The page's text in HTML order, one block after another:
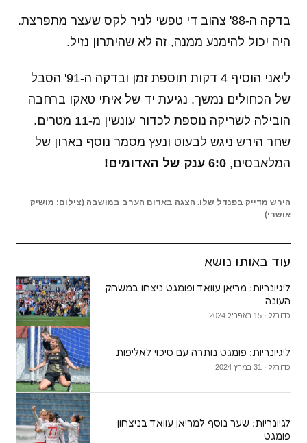
בדקה ה-88' צהוב די טפשי לניר לקס שעצר מתפרצת.
היה יכול להימנע ממנה, זה לא שהיתרון נזיל.
ליאני הוסיף 4 דקות תוספת זמן ובדקה ה-91' הסבל
של הכחולים נמשך. נגיעת יד של איתי טאקו ברחבה
הובילה לשריקה נוספת לכדור עונשין מ-11 מטרים.
שחר הירש ניגש לבעוט ונעץ מסמר נוסף בארון של
המלאבסים, 6:0 ענק של האדומים!
הירש מדייק בפנדל שלו. הצגה באדום הערב במושבה (צילום: מושיק
אושרי)
עוד באותו נושא
ליגיונריות: מריאן עוואד ופומגט ניצחו במשחק
העונה
כדורגל · 15 באפריל 2024
ליגיונריות: פומגט נותרה עם סיכוי לאליפות
כדורגל · 31 במרץ 2024
לגיונריות: שער נוסף למריאן עוואד בניצחון
פומגט